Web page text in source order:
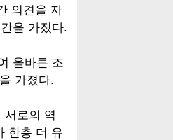
의견을 자
을 가졌다.
올바른 조
가졌다.
서로의 역
한층 더 유